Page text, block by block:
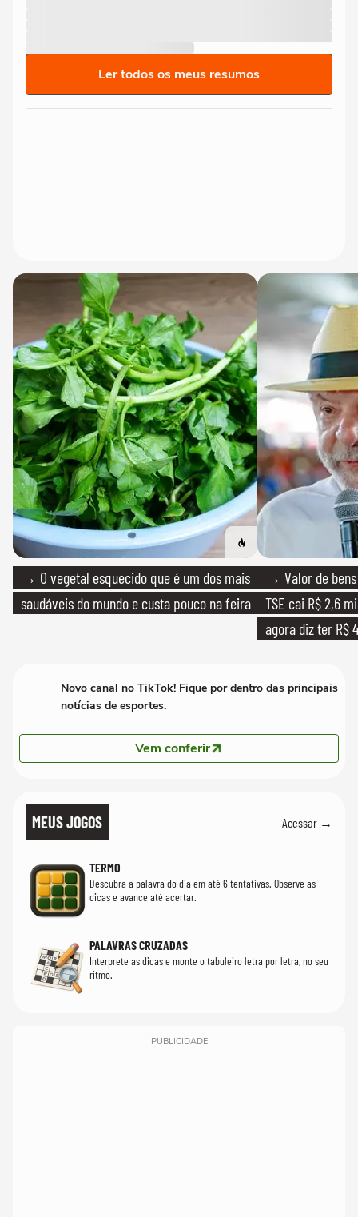
Ler todos os meus resumos
→ O vegetal esquecido que é um dos mais
saudáveis do mundo e custa pouco na feira
→ Valor de
TSE cai R$ 2,6
agora diz ter R$
Novo canal no TikTok! Fique por dentro das principais
notícias de esportes.
Vem conferir
MEUS JOGOS Acessar →
TERMO
Descubra a palavra do dia em até 6 tentativas. Observe as
dicas e avance até acertar.
PALAVRAS CRUZADAS
Interprete as dicas e monte o tabuleiro letra por letra, no seu
ritmo.
PUBLICIDADE